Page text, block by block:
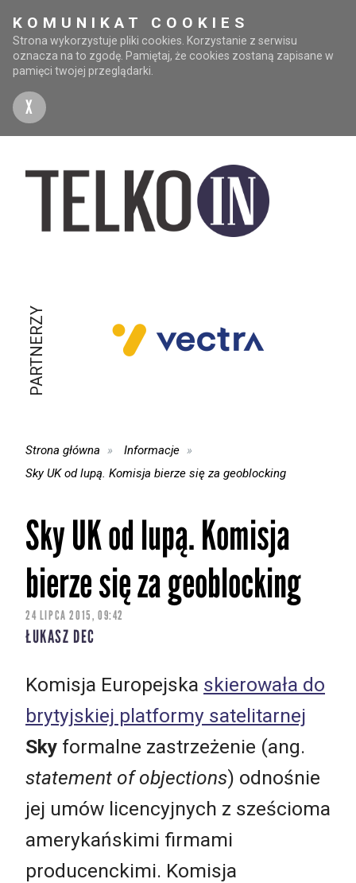
KOMUNIKAT COOKIES
Strona wykorzystuje pliki cookies. Korzystanie z serwisu
oznacza na to zgodę. Pamiętaj, że cookies zostaną zapisane w
pamięci twojej przeglądarki.
X
PARTNERZY
Strona główna
Informacje
Sky UK od lupą. Komisja bierze się za geoblocking
Sky UK od lupą. Komisja
bierze się za geoblocking
24 LIPCA 2015, 09:42
ŁUKASZ DEC
Komisja Europejska skierowała do
brytyjskiej platformy satelitarnej
Sky formalne zastrzeżenie (ang.
statement of objections) odnośnie
jej umów licencyjnych z sześcioma
amerykańskimi firmami
producenckimi. Komisja